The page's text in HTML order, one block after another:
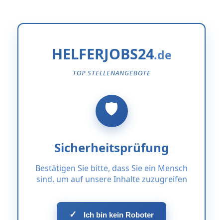
HELFERJOBS24
TOP STELLENANGEBOTE
Sicherheitsprüfung
Bestätigen Sie bitte, dass Sie ein Mensch
sind, um auf unsere Inhalte zuzugreifen
✓ Ich bin kein Roboter